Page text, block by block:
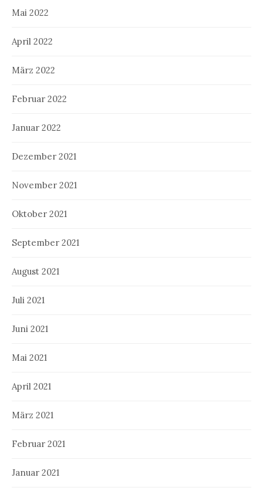
Mai 2022
April 2022
März 2022
Februar 2022
Januar 2022
Dezember 2021
November 2021
Oktober 2021
September 2021
August 2021
Juli 2021
Juni 2021
Mai 2021
April 2021
März 2021
Februar 2021
Januar 2021